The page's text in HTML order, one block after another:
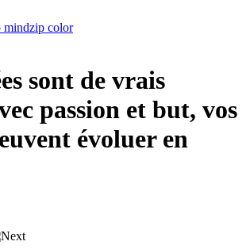
sont de vrais
passion et but, vos
évoluer en